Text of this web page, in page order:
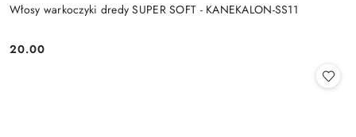
Włosy warkoczyki dredy SUPER SOFT - KANEKALON-SS11
Cena:
20.00